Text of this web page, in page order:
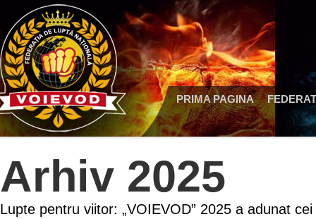
PRIMA PAGINA
Arhiv 2025
Lupte pentru viitor: „VOIEVOD” 2025 a adunat